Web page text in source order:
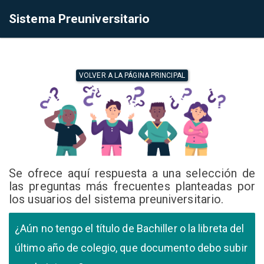
Sistema Preuniversitario
VOLVER A LA PÁGINA PRINCIPAL
Se ofrece aquí respuesta a una selección de
las preguntas más frecuentes planteadas por
los usuarios del sistema preuniversitario.
¿Aún no tengo el título de Bachiller o la libreta del
último año de colegio, que documento debo subir